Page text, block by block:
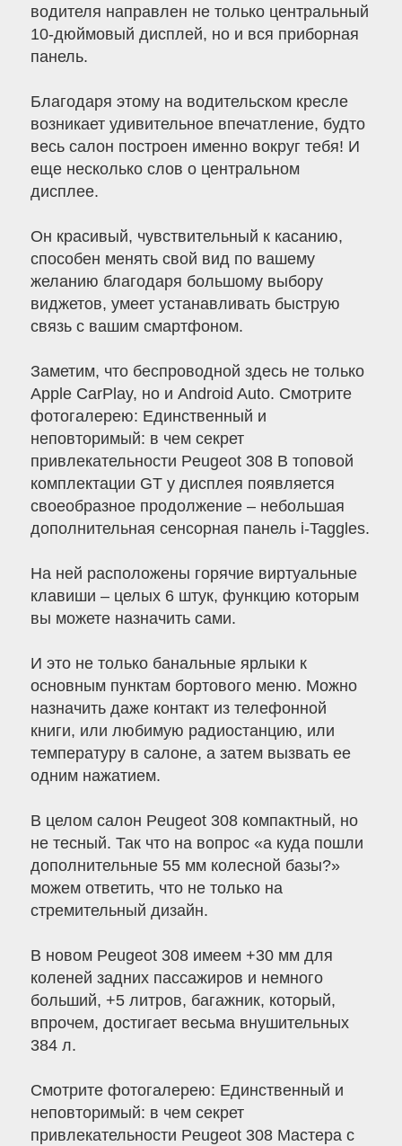
водителя направлен не только центральный
10-дюймовый дисплей, но и вся приборная
панель.
Благодаря этому на водительском кресле
возникает удивительное впечатление, будто
весь салон построен именно вокруг тебя! И
еще несколько слов о центральном
дисплее.
Он красивый, чувствительный к касанию,
способен менять свой вид по вашему
желанию благодаря большому выбору
виджетов, умеет устанавливать быструю
связь с вашим смартфоном.
Заметим, что беспроводной здесь не только
Apple CarPlay, но и Android Auto. Cмотрите
фотогалерею: Единственный и
неповторимый: в чем секрет
привлекательности Peugeot 308 В топовой
комплектации GT у дисплея появляется
своеобразное продолжение – небольшая
дополнительная сенсорная панель i-Taggles.
На ней расположены горячие виртуальные
клавиши – целых 6 штук, функцию которым
вы можете назначить сами.
И это не только банальные ярлыки к
основным пунктам бортового меню. Можно
назначить даже контакт из телефонной
книги, или любимую радиостанцию, или
температуру в салоне, а затем вызвать ее
одним нажатием.
В целом салон Peugeot 308 компактный, но
не тесный. Так что на вопрос «а куда пошли
дополнительные 55 мм колесной базы?»
можем ответить, что не только на
стремительный дизайн.
В новом Peugeot 308 имеем +30 мм для
коленей задних пассажиров и немного
больший, +5 литров, багажник, который,
впрочем, достигает весьма внушительных
384 л.
Cмотрите фотогалерею: Единственный и
неповторимый: в чем секрет
привлекательности Peugeot 308 Мастера с